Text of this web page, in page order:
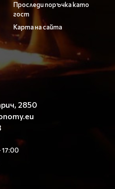
Проследи поръчка като
гост
Карта на сайта
2850